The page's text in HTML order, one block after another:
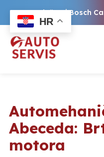
Ovlašteni Bosch
Abeceda:
motora
HR